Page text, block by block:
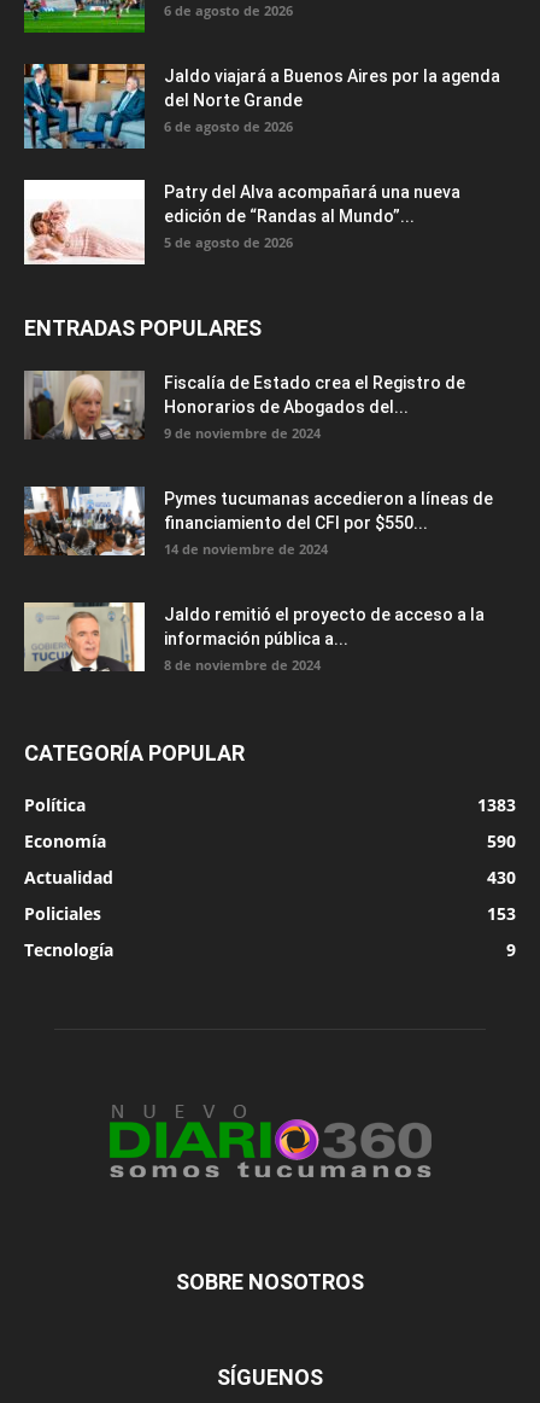
6 de agosto de 2026
Jaldo viajará a Buenos Aires por la agenda
del Norte Grande
6 de agosto de 2026
Patry del Alva acompañará una nueva
edición de “Randas al Mundo”...
5 de agosto de 2026
ENTRADAS POPULARES
Fiscalía de Estado crea el Registro de
Honorarios de Abogados del...
9 de noviembre de 2024
Pymes tucumanas accedieron a líneas de
financiamiento del CFI por $550...
14 de noviembre de 2024
Jaldo remitió el proyecto de acceso a la
información pública a...
8 de noviembre de 2024
CATEGORÍA POPULAR
Política
1383
Economía
590
Actualidad
430
Policiales
153
Tecnología
9
SOBRE NOSOTROS
SÍGUENOS